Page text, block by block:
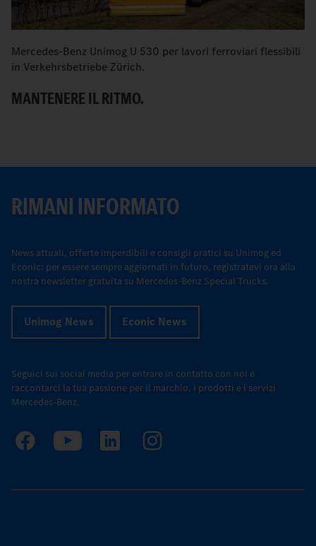
Mercedes-Benz Unimog U 530 per lavori ferroviari flessibili
in Verkehrsbetriebe Zürich.
MANTENERE IL RITMO.
RIMANI INFORMATO
News attuali, offerte imperdibili e consigli pratici su Unimog ed
Econic: per essere sempre aggiornati in futuro, registratevi ora alla
nostra newsletter gratuita su Mercedes-Benz Special Trucks.
Unimog News Econic News
Seguici sui social media per entrare in contatto con noi e
raccontarci la tua passione per il marchio, i prodotti e i servizi
Mercedes-Benz.